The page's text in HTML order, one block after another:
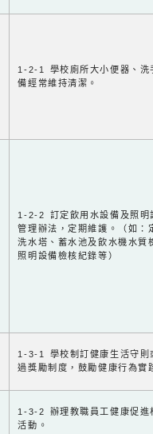
1-2-1 學校廁所大小便器、洗
備經常維持清潔。
1-2-2 訂定飲用水設備及照明
管理辦法，定期維護。（如：
洗水塔、蓄水池及飲水機水質
照明設備檢核紀錄等）
1-3-1 學校制訂健康生活守則
過獎勵制度，鼓勵健康行為實
1-3-2 辦理教職員工健康促進
活動。